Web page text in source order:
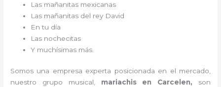
Las mañanitas mexicanas
Las mañanitas del rey David
En tu día
Las nochecitas
Y muchísimas más.
Somos una empresa experta posicionada en el mercado,
nuestro grupo musical, mariachis en Carcelen, son